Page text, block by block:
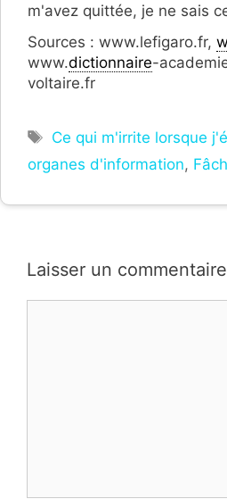
m'avez quittée, je ne sais
Sources : www.lefigaro.fr,
www.dictionnaire-
voltaire.fr
Étiquettes
Ce qui m'irrite lorsque
organes d'information,
Laisser un commentaire